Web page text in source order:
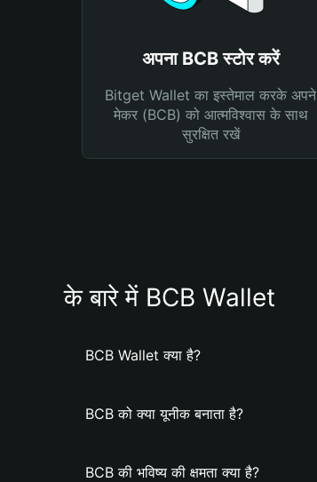
अपना BCB स्टोर करें
Bitget Wallet का इस्तेमाल करके अपने
मेकर (BCB) को आत्मविश्वास के साथ
सुरक्षित रखें
के बारे में BCB Wallet
BCB Wallet क्या है?
BCB को क्या यूनीक बनाता है?
BCB की भविष्य की क्षमता क्या है?